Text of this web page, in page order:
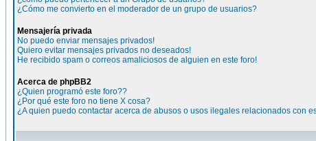
¿Cómo me convierto en el moderador de un grupo de usuarios?
Mensajería privada
No puedo enviar mensajes privados!
Quiero evitar mensajes privados no deseados!
He recibido spam o correos amaliciosos de alguien en este foro!
Acerca de phpBB2
¿Quien programó este foro??
¿Por qué este foro no tiene X cosa?
¿A quien puedo contactar acerca de abusos o usos ilegales relacionados con